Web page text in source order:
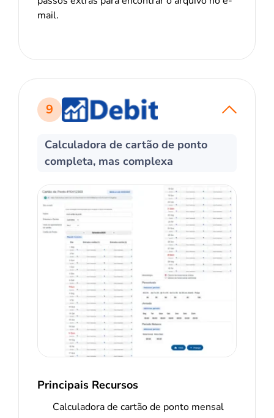
mail.
9
Calculadora de cartão de ponto
completa, mas complexa
Principais Recursos
Calculadora de cartão de ponto mensal